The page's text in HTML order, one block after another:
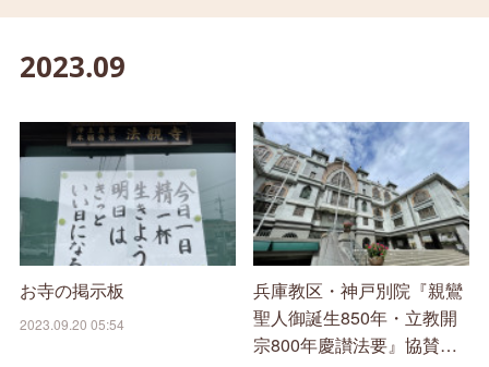
2023.09
お寺の掲示板
2023.09.20 05:54
兵庫教区・神戸別院『親鸞
聖人御誕生850年・立教開
宗800年慶讃法要』協賛…